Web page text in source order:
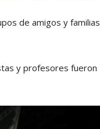
de amigos y familias
y profesores fueron